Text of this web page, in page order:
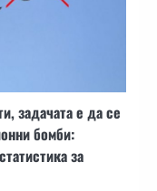
задачата е да се
бомби:
за